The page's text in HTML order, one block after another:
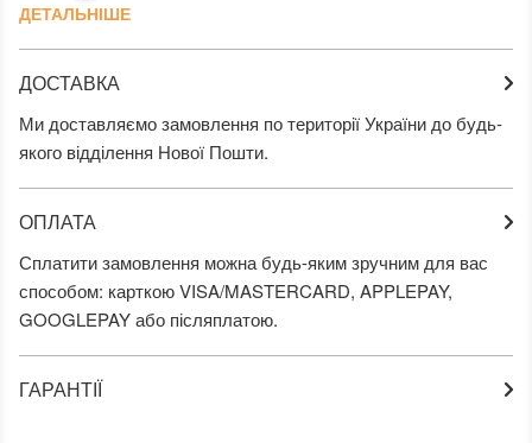
ДЕТАЛЬНІШЕ
ДОСТАВКА
Ми доставляємо замовлення по території України до будь-
якого відділення Нової Пошти.
ОПЛАТА
Сплатити замовлення можна будь-яким зручним для вас
способом: карткою VISA/MASTERCARD, APPLEPAY,
GOOGLEPAY або післяплатою.
ГАРАНТІЇ